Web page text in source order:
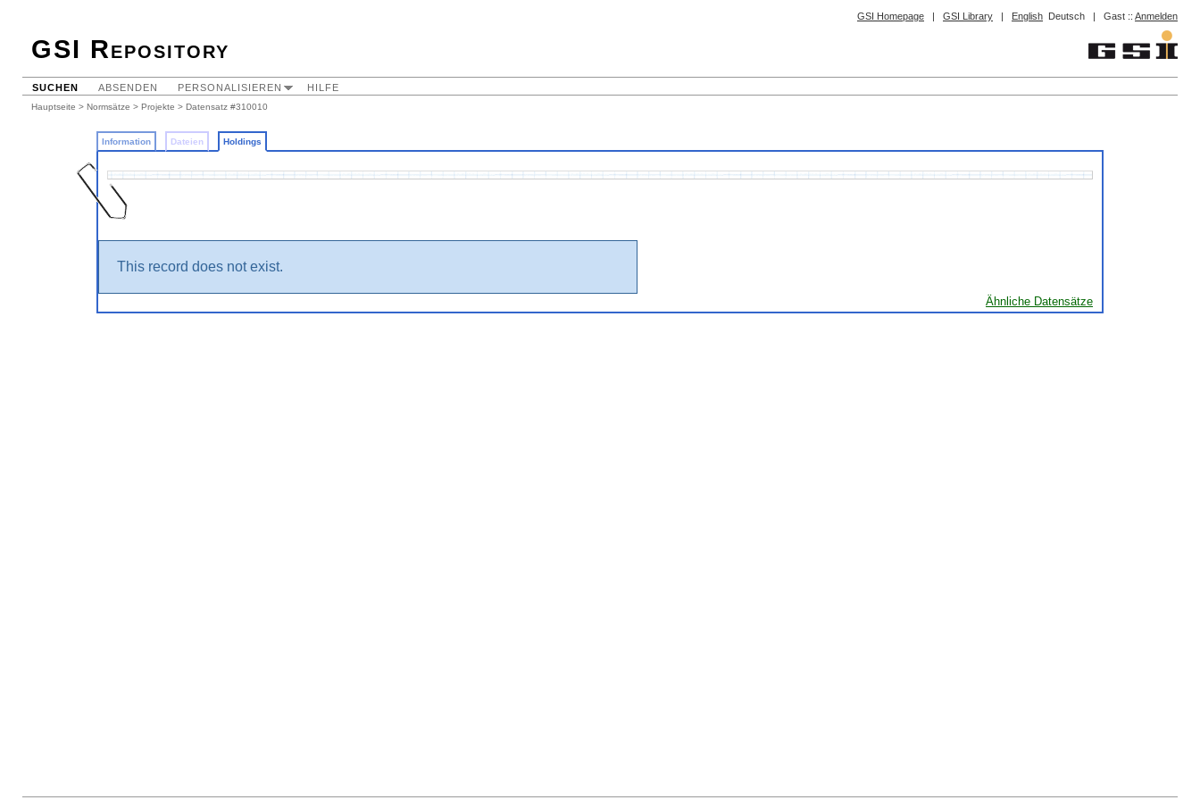
GSI Homepage | GSI Library | English Deutsch | Gast :: Anmelden
GSI Repository
SUCHEN ABSENDEN PERSONALISIEREN HILFE
Hauptseite > Normsätze > Projekte > Datensatz #310010
Information Dateien Holdings
This record does not exist.
Ähnliche Datensätze